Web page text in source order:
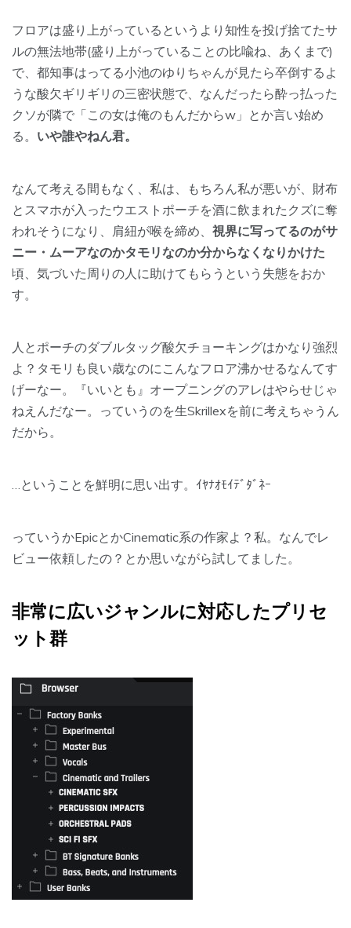
フロアは盛り上がっているというより知性を投げ捨てたサ
ルの無法地帯(盛り上がっていることの比喩ね、あくまで)
で、都知事はってる小池のゆりちゃんが見たら卒倒するよ
うな酸欠ギリギリの三密状態で、なんだったら酔っ払った
クソが隣で「この女は俺のもんだからw」とか言い始め
る。 いや誰やねん君。
なんて考える間もなく、私は、もちろん私が悪いが、財布
とスマホが入ったウエストポーチを酒に飲まれたクズに奪
われそうになり、肩紐が喉を締め、 視界に写ってるのがサ
ニー・ムーアなのかタモリなのか分からなくなりかけた
頃、気づいた周りの人に助けてもらうという失態をおか
す。
人とポーチのダブルタッグ酸欠チョーキングはかなり強烈
よ？タモリも良い歳なのにこんなフロア沸かせるなんてす
げーなー。『いいとも』オープニングのアレはやらせじゃ
ねえんだなー。っていうのを生Skrillexを前に考えちゃうん
だから。
…ということを鮮明に思い出す。ｲﾔﾅｵﾓｲﾃﾞﾀﾞﾈｰ
っていうかEpicとかCinematic系の作家よ？私。なんでレ
ビュー依頼したの？とか思いながら試してました。
非常に広いジャンルに対応したプリセ
ット群